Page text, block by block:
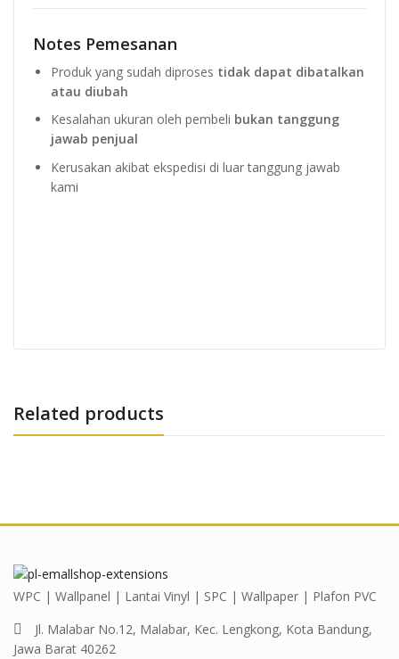
Notes Pemesanan
Produk yang sudah diproses tidak dapat dibatalkan
atau diubah
Kesalahan ukuran oleh pembeli bukan tanggung
jawab penjual
Kerusakan akibat ekspedisi di luar tanggung jawab
kami
Related products
WPC | Wallpanel | Lantai Vinyl | SPC | Wallpaper | Plafon PVC
Jl. Malabar No.12, Malabar, Kec. Lengkong, Kota Bandung,
Jawa Barat 40262